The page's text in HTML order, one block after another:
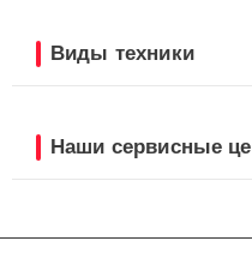
Виды техники
Наши сервисные